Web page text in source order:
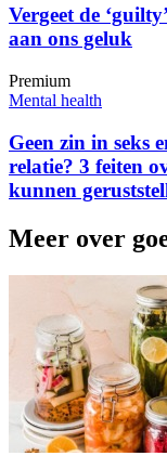
Vergeet de
aan ons geluk
Premium
Mental health
Geen zin in seks
relatie? 3 feiten
kunnen
Meer over